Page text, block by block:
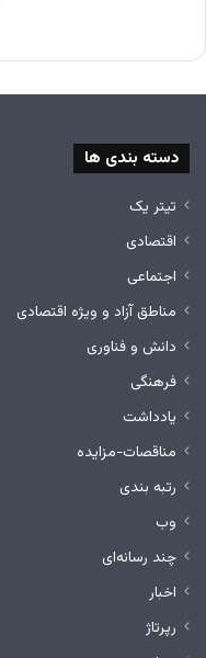
دسته بندی ها
تیتر یک
اقتصادی
اجتماعی
مناطق آزاد و ویژه اقتصادی
دانش و فناوری
فرهنگی
یادداشت
مناقصات-مزایده
رتبه بندی
وب
چند رسانه‌ای
اخبار
رپرتاژ